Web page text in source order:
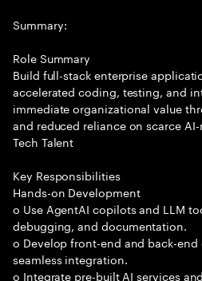
Summary:
Role Summary
Build full-stack enterprise
accelerated coding, testing, and
immediate organizational value
and reduced reliance on scarce
Tech Talent
Key Responsibilities
Hands-on Development
o Use AgentAI copilots and LLM
debugging, and documentation.
o Develop front-end and back-
seamless integration.
o Integrate pre-built AI services